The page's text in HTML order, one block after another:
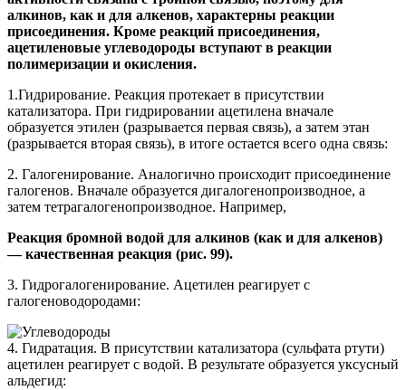
алкинов, как и для алкенов, характерны реакции
присоединения. Кроме реакций присоединения,
ацетиленовые углеводороды вступают в реакции
полимеризации и окисления.
1.Гидрирование. Реакция протекает в присутствии
катализатора. При гидрировании ацетилена вначале
образуется этилен (разрывается первая связь), а затем этан
(разрывается вторая связь), в итоге остается всего одна связь:
2. Галогенирование. Аналогично происходит присоединение
галогенов. Вначале образуется дигалогенопроизводное, а
затем тетрагалогенопроизводное. Например,
Реакция бромной водой для алкинов (как и для алкенов)
— качественная реакция (рис. 99).
3. Гидрогалогенирование. Ацетилен реагирует с
галогеноводородами:
4. Гидратация. В присутствии катализатора (сульфата ртути)
ацетилен реагирует с водой. В результате образуется уксусный
альдегид: